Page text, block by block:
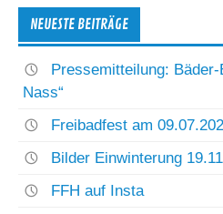
NEUESTE BEITRÄGE
Pressemitteilung:
Nass“
Freibadfest am
Bilder Einwinterung
FFH auf Insta